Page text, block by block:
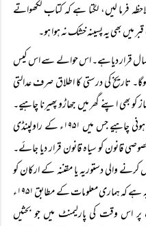
فرما لیں، لگتا ہے کہ کتاب لکھواتے
میں بھی یہ پسینہ خشک نہ ہوا ہو۔
قرار دیاہے۔ اس حوالے سے اس کیس
تاریخ کی درستی کا اطلاق صرف عدالتی
کو بھی اپنے گھر میں جھاڑو پھیرنا چاہیے۔
پارلیمان میں سرکاری طور پر ایک قرار داد پاس ہونی چاہیے جس میں ۱۹۵۱ء کے راولپنڈی
کو سیاہ قانون قرار دیا جائے۔
کو پاس کرنے والی دستوریہ یا مقننہ کے ارکان کو
بھی کٹہرے میں کھڑا کیا جا سکتا ہے۔ البتہ مشکل یہ ہے کہ ہماری معلومات کے مطابق ۱۹۵۱ء
اس وقت کی پارلیمنٹ میں جو بحثیں